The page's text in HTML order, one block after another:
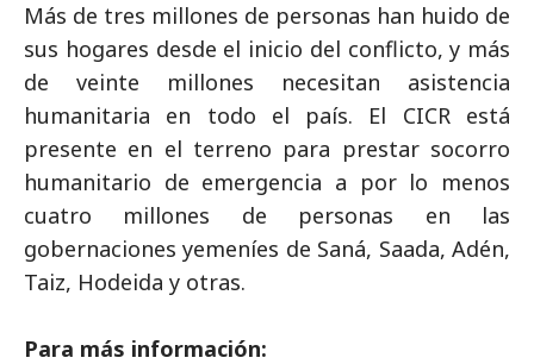
Más de tres millones de personas han huido de
sus hogares desde el inicio del conflicto, y más
de veinte millones necesitan asistencia
humanitaria en todo el país. El CICR está
presente en el terreno para prestar socorro
humanitario de emergencia a por lo menos
cuatro millones de personas en las
gobernaciones yemeníes de Saná, Saada, Adén,
Taiz, Hodeida y otras.
Para más información: